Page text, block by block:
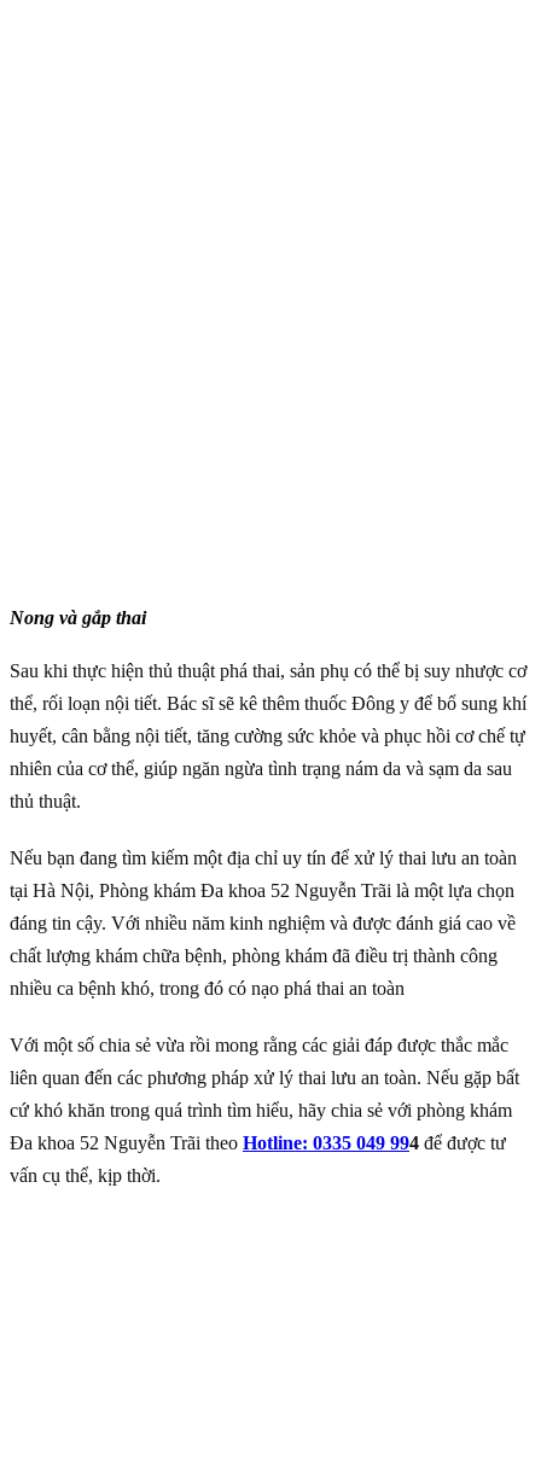
Nong và gắp thai
Sau khi thực hiện thủ thuật phá thai, sản phụ có thể bị suy nhược cơ
thể, rối loạn nội tiết. Bác sĩ sẽ kê thêm thuốc Đông y để bổ sung khí
huyết, cân bằng nội tiết, tăng cường sức khỏe và phục hồi cơ chế tự
nhiên của cơ thể, giúp ngăn ngừa tình trạng nám da và sạm da sau
thủ thuật.
Nếu bạn đang tìm kiếm một địa chỉ uy tín để xử lý thai lưu an toàn
tại Hà Nội, Phòng khám Đa khoa 52 Nguyễn Trãi là một lựa chọn
đáng tin cậy. Với nhiều năm kinh nghiệm và được đánh giá cao về
chất lượng khám chữa bệnh, phòng khám đã điều trị thành công
nhiều ca bệnh khó, trong đó có nạo phá thai an toàn
Với một số chia sẻ vừa rồi mong rằng các giải đáp được thắc mắc
liên quan đến các phương pháp xử lý thai lưu an toàn. Nếu gặp bất
cứ khó khăn trong quá trình tìm hiểu, hãy chia sẻ với phòng khám
Đa khoa 52 Nguyễn Trãi theo Hotline: 0335 049 994 để được tư
vấn cụ thể, kịp thời.